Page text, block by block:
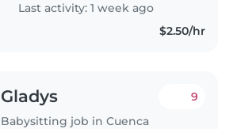
Last activity: 1 week ago
$2.50/hr
Gladys
Babysitting job in Cuenca
9